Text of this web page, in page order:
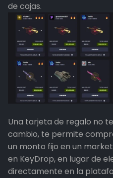
de cajas.
Una tarjeta de regalo no
cambio, te permite
un monto fijo en un
en KeyDrop, en lugar de
directamente en la